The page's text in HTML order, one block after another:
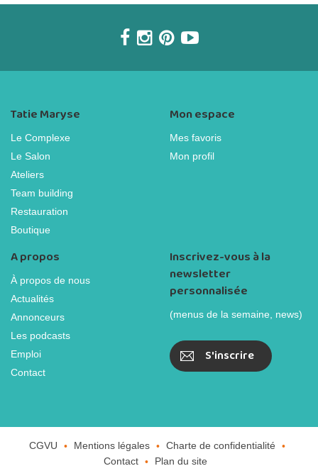
Tatie Maryse
Le Complexe
Le Salon
Ateliers
Team building
Restauration
Boutique
Mon espace
Mes favoris
Mon profil
A propos
À propos de nous
Actualités
Annonceurs
Les podcasts
Emploi
Contact
Inscrivez-vous à la
newsletter
personnalisée
(menus de la semaine, news)
S'inscrire
CGVU Mentions légales
Charte de confidentialité
Contact
Plan du site